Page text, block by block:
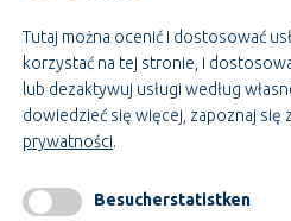
Administracja i zarządzanie
Rzemiosło i montaż
Budownictwo i technologia
INFORMACJE
impressum
Tutaj można ocenić i dostosować
korzystać na tej stronie, i
lub dezaktywuj usługi według
dowiedzieć się więcej, zapoznaj się
prywatności.
Besucherstatistken